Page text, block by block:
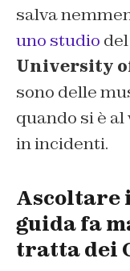
salva
uno studio del
University
sono delle
quando si è
in incidenti.
Ascoltare
guida fa
tratta dei